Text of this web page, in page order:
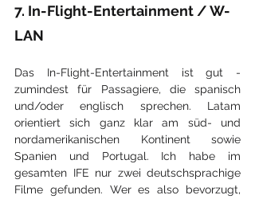
7. In-Flight-Entertainment / W-
LAN
Das In-Flight-Entertainment ist gut -
zumindest für Passagiere, die spanisch
und/oder englisch sprechen. Latam
orientiert sich ganz klar am süd- und
nordamerikanischen Kontinent sowie
Spanien und Portugal. Ich habe im
gesamten IFE nur zwei deutschsprachige
Filme gefunden. Wer es also bevorzugt,